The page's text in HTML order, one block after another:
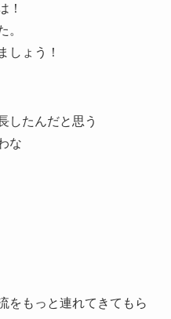
！
。
しょう！
したんだと思う
な
をもっと連れてきてもら